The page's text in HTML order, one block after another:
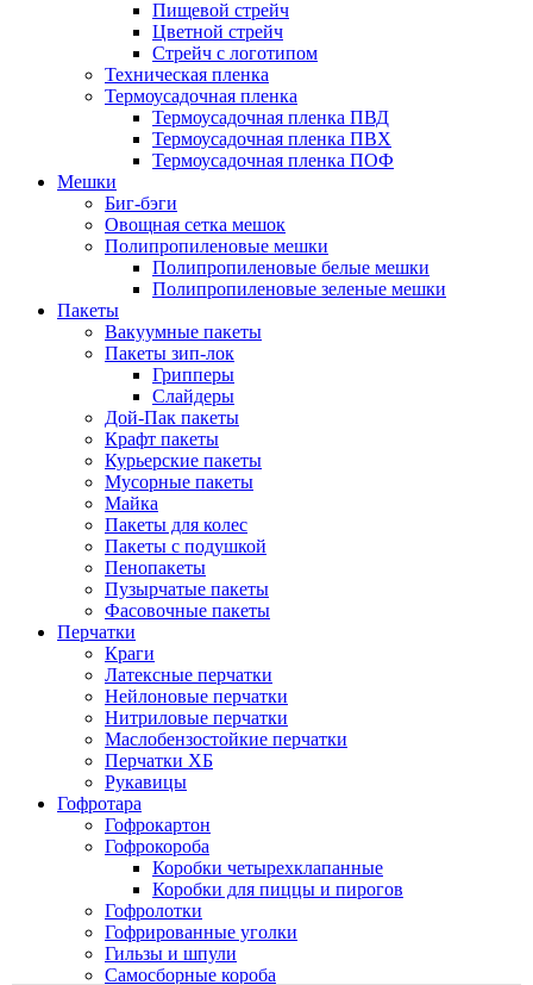
Пищевой стрейч
Цветной стрейч
Стрейч с логотипом
Техническая пленка
Термоусадочная пленка
Термоусадочная пленка ПВД
Термоусадочная пленка ПВХ
Термоусадочная пленка ПОФ
Мешки
Биг-бэги
Овощная сетка мешок
Полипропиленовые мешки
Полипропиленовые белые мешки
Полипропиленовые зеленые мешки
Пакеты
Вакуумные пакеты
Пакеты зип-лок
Грипперы
Слайдеры
Дой-Пак пакеты
Крафт пакеты
Курьерские пакеты
Мусорные пакеты
Майка
Пакеты для колес
Пакеты с подушкой
Пенопакеты
Пузырчатые пакеты
Фасовочные пакеты
Перчатки
Краги
Латексные перчатки
Нейлоновые перчатки
Нитриловые перчатки
Маслобензостойкие перчатки
Перчатки ХБ
Рукавицы
Гофротара
Гофрокартон
Гофрокороба
Коробки четырехклапанные
Коробки для пиццы и пирогов
Гофролотки
Гофрированные уголки
Гильзы и шпули
Самосборные короба